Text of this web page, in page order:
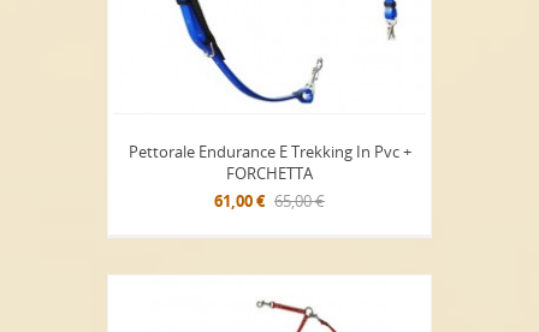
Pettorale Endurance E Trekking In Pvc +
FORCHETTA
61,00 € 65,00 €